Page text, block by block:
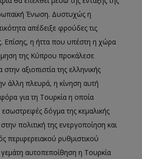
Ένωση. Δυστυχώς η
απέδειξε φρούδες τις
Επίσης, η ήττα που υπέστη η χώρα
της Κύπρου προκάλεσε
αξιοπιστία της ελληνικής
άλλη πλευρά, η κίνηση αυτή
για τη Τουρκία η οποία
δόγμα της κεμαλικής
πολιτική της ενεργοποίηση και
περιφερειακού ρυθμιστικού
αυτοπεποίθηση η Τουρκία